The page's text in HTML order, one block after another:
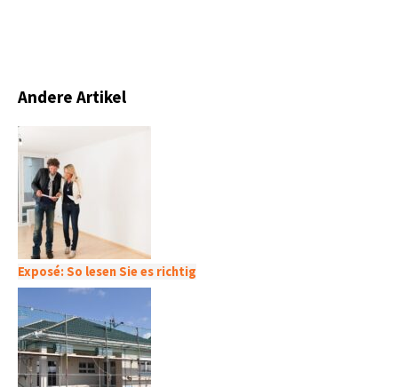
Andere Artikel
Exposé: So lesen Sie es richtig